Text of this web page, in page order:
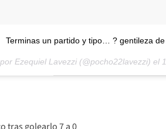
Terminas un partido y tipo… ? gentileza
Ezequiel Lavezzi (@pocho22lavezzi) el